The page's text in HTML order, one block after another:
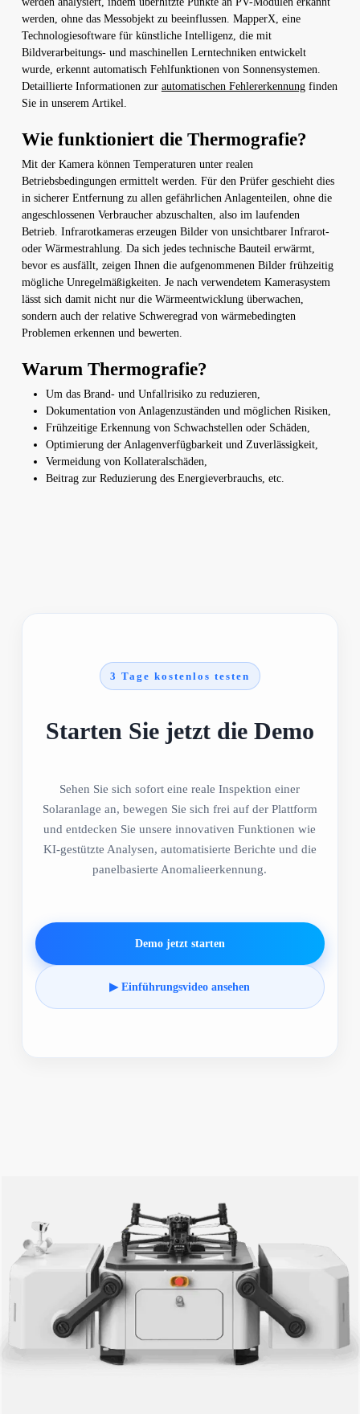
werden, ohne das Messobjekt zu beeinflussen. MapperX, eine
Technologiesoftware für künstliche Intelligenz, die mit
Bildverarbeitungs- und maschinellen Lerntechniken entwickelt
wurde, erkennt automatisch Fehlfunktionen von Sonnensystemen.
Detaillierte Informationen zur automatischen Fehlererkennungfinden
Sie in unserem Artikel.
Wie funktioniert die Thermografie?
Mit der Kamera können Temperaturen unter realen
Betriebsbedingungen ermittelt werden. Für den Prüfer geschieht dies
in sicherer Entfernung zu allen gefährlichen Anlagenteilen, ohne die
angeschlossenen Verbraucher abzuschalten, also im laufenden
Betrieb. Infrarotkameras erzeugen Bilder von unsichtbarer Infrarot-
oder Wärmestrahlung. Da sich jedes technische Bauteil erwärmt,
bevor es ausfällt, zeigen Ihnen die aufgenommenen Bilder frühzeitig
mögliche Unregelmäßigkeiten. Je nach verwendetem Kamerasystem
lässt sich damit nicht nur die Wärmeentwicklung überwachen,
sondern auch der relative Schweregrad von wärmebedingten
Problemen erkennen und bewerten.
Warum Thermografie?
Um das Brand- und Unfallrisiko zu reduzieren,
Dokumentation von Anlagenzuständen und möglichen Risiken,
Frühzeitige Erkennung von Schwachstellen oder Schäden,
Optimierung der Anlagenverfügbarkeit und Zuverlässigkeit,
Vermeidung von Kollateralschäden,
Beitrag zur Reduzierung des Energieverbrauchs, etc.
3 Tage kostenlos testen
Starten Sie jetzt die Demo
Sehen Sie sich sofort eine reale Inspektion einer
Solaranlage an, bewegen Sie sich frei auf der Plattform
und entdecken Sie unsere innovativen Funktionen wie
KI-gestützte Analysen, automatisierte Berichte und die
panelbasierte Anomalieerkennung.
Demo jetzt starten
▶ Einführungsvideo ansehen